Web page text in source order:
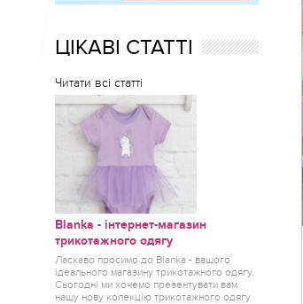
ЦІКАВІ СТАТТІ
Читати всі статті
Blanka - інтернет-магазин
трикотажного одягу
Ласкаво просимо до Blanka - вашого
ідеального магазину трикотажного одягу.
Сьогодні ми хочемо презентувати вам
нашу нову колекцію трикотажного одягу